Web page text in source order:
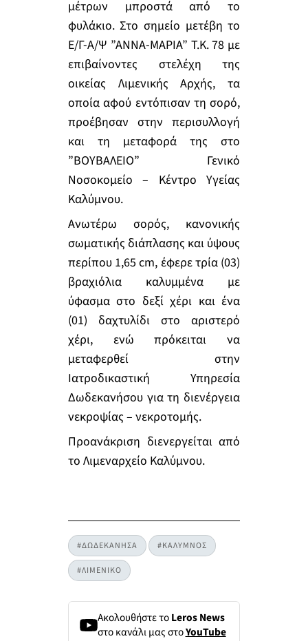
μέτρων μπροστά από το
φυλάκιο. Στο σημείο μετέβη το
Ε/Γ-Α/Ψ ”ΑΝΝΑ-ΜΑΡΙΑ” Τ.Κ. 78 με
επιβαίνοντες στελέχη της
οικείας Λιμενικής Αρχής, τα
οποία αφού εντόπισαν τη σορό,
προέβησαν στην περισυλλογή
και τη μεταφορά της στο
”ΒΟΥΒΑΛΕΙΟ” Γενικό
Νοσοκομείο – Κέντρο Υγείας
Καλύμνου.
Ανωτέρω σορός, κανονικής
σωματικής διάπλασης και ύψους
περίπου 1,65cm, έφερε τρία (03)
βραχιόλια καλυμμένα με
ύφασμα στο δεξί χέρι και ένα
(01) δαχτυλίδι στο αριστερό
χέρι, ενώ πρόκειται να
μεταφερθεί στην
Ιατροδικαστική Υπηρεσία
Δωδεκανήσου για τη διενέργεια
νεκροψίας – νεκροτομής.
Προανάκριση διενεργείται από
το Λιμεναρχείο Καλύμνου.
#ΔΩΔΕΚΑΝΗΣΑ #ΚΑΛΥΜΝΟΣ
#ΛΙΜΕΝΙΚΟ
Ακολουθήστε τοLeros News
στο κανάλι μας στοYouTube